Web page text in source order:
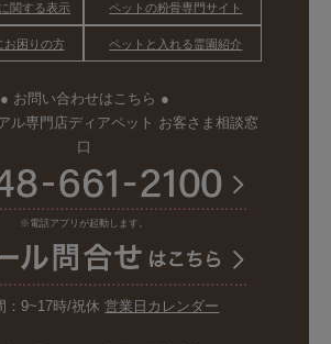
関する表示 ペットの粉骨専門サイト
お困りの方 ペットと入れる霊園紹介
● お問い合わせはこちら ●
ル専門店ディアペット お客さま相談窓
口
※電話アプリが起動します。
：9~17時/祝休営業日カレンダー